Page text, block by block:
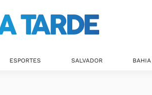
ESPORTES SALVADOR BAHIA